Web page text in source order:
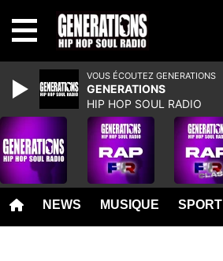
NEWS MUSIQUE SPORT
VOUS ÉCOUTEZ GENERATIONS
GENERATIONS
HIP HOP SOUL RADIO